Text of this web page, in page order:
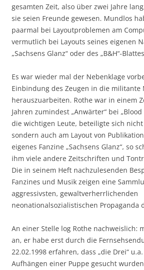
gesamten Zeit, also über zwei Jahre
sie seien Freunde gewesen. Mundlos
paarmal bei Layoutproblemen am
vermutlich bei Layouts seines eigenen
„Sachsens Glanz“ oder des „B&H“-
Es war wieder mal der Nebenklage
Einbindung des Zeugen in die militante
herauszuarbeiten. Rothe war in einem
Jahren zumindest „Anwärter“ bei
die wichtigen Leute, beteiligte sich
sondern auch am Layout von
eigenes Fanzine „Sachsens Glanz“, so
ihm viele andere Zeitschriften und
Die in seinem Heft nachzulesenden
Fanzines und Musik zeigen eine
aggressivsten, gewaltverherrlichenden
neonationalsozialistischen Propaganda
An einer Stelle log Rothe nachweislich:
an, er habe erst durch die
22.02.1998 erfahren, dass „die Drei“
Aufhängen einer Puppe gesucht